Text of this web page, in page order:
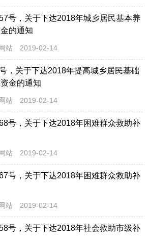
号，关于下达2018年城乡居民基本养
的通知
站 2019-02-14
，关于下达2018年提高城乡居民基础
金的通知
站 2019-02-14
号，关于下达2018年困难群众救助补
站 2019-02-14
号，关于下达2018年困难群众救助补
站 2019-02-14
号，关于下达2018年社会救助市级补